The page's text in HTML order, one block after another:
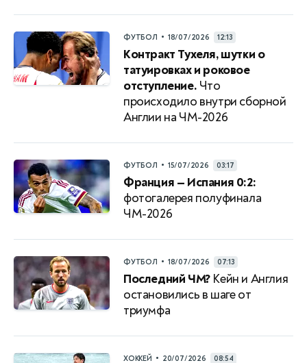
ФУТБОЛ • 18/07/2026 12:13
Контракт Тухеля, шутки о
татуировках и роковое
отступление. Что
происходило внутри сборной
Англии на ЧМ-2026
ФУТБОЛ • 15/07/2026 03:17
Франция — Испания 0:2:
фотогалерея полуфинала
ЧМ-2026
ФУТБОЛ • 18/07/2026 07:13
Последний ЧМ?Кейн и Англия
остановились в шаге от
триумфа
ХОККЕЙ • 20/07/2026 08:54